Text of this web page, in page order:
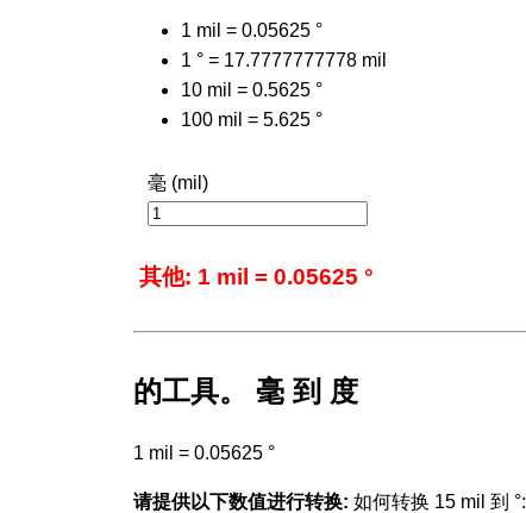
1 mil = 0.05625 °
1 ° = 17.7777777778 mil
10 mil = 0.5625 °
100 mil = 5.625 °
毫 (mil)
其他: 1 mil = 0.05625 °
的工具。 毫 到 度
1 mil = 0.05625 °
请提供以下数值进行转换: 如何转换 15 mil 到 °: